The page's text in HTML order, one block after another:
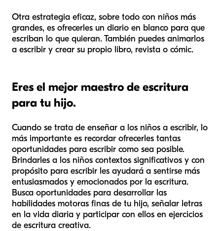
Otra estrategia eficaz, sobre todo con niños más
grandes, es ofrecerles un diario en blanco para que
escriban lo que quieran. También puedes animarlos
a escribir y crear su propio libro, revista o cómic.
Eres el mejor maestro de escritura
para tu hijo.
Cuando se trata de enseñar a los niños a escribir, lo
más importante es recordar ofrecerles tantas
oportunidades para escribir como sea posible.
Brindarles a los niños contextos significativos y con
propósito para escribir les ayudará a sentirse más
entusiasmados y emocionados por la escritura.
Busca oportunidades para desarrollar las
habilidades motoras finas de tu hijo, señalar letras
en la vida diaria y participar con ellos en ejercicios
de escritura creativa.